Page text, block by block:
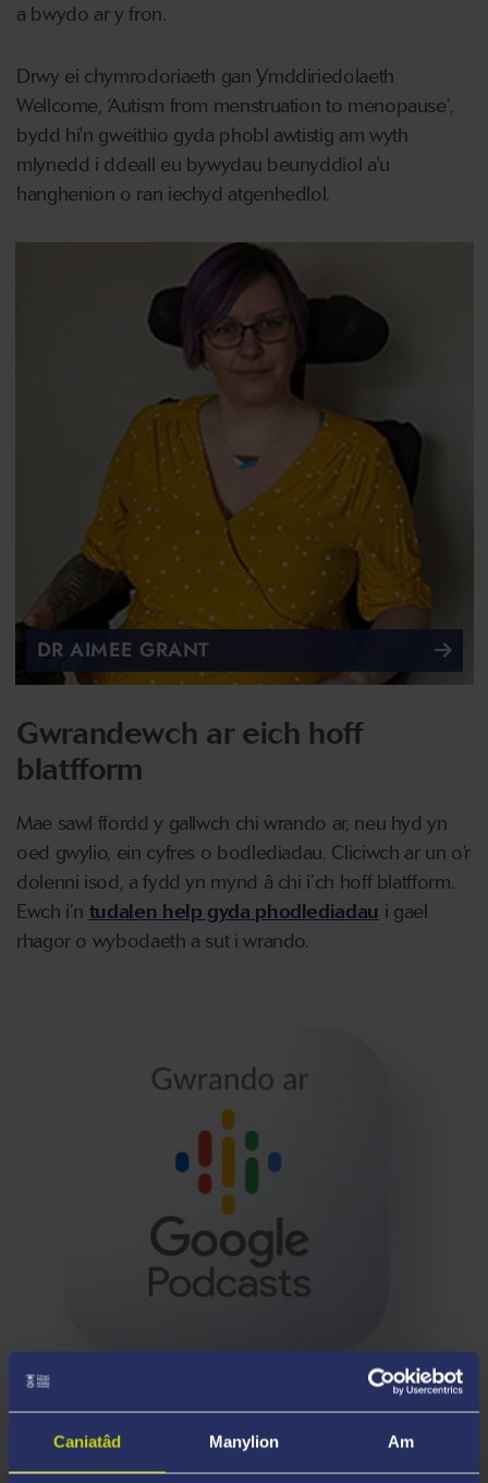
Caniatâd Manylion Am
a bwydo ar y fron.
Drwy ei chymrodoriaeth gan Ymddiriedolaeth
Wellcome, ‘Autism from menstruation to menopause’,
bydd hi'n gweithio gyda phobl awtistig am wyth
mlynedd i ddeall eu bywydau beunyddiol a'u
hanghenion o ran iechyd atgenhedlol.
DR AIMEE GRANT
Gwrandewch ar eich hoff
blatfform
Mae sawl ffordd y gallwch chi wrando ar, neu hyd yn
oed gwylio, ein cyfres o bodlediadau. Cliciwch ar un o’r
dolenni isod, a fydd yn mynd â chi i’ch hoff blatfform.
Ewch i’n tudalen help gyda phodlediadau i gael
rhagor o wybodaeth a sut i wrando.